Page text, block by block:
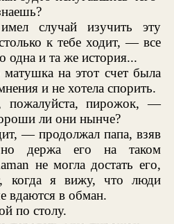
случай изучить эту
к тебе ходит, — все
одна и та же история...
на этот счет была
и не хотела спорить.
пирожок, —
ли они нынче?
— продолжал папа, взяв
держа его на таком
не могла достать его,
когда я вижу, что люди
вдаются в обман.
по столу.